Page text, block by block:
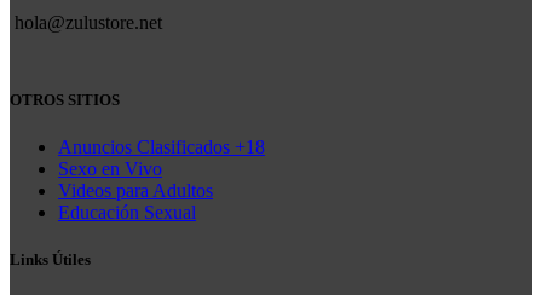
hola@zulustore.net
OTROS SITIOS
Anuncios Clasificados +18
Sexo en Vivo
Videos para Adultos
Educación Sexual
Links Útiles